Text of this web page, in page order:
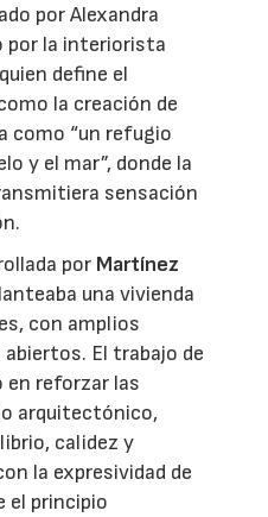
por Alexandra
por la interiorista
define el
la creación de
como “un refugio
y el mar”, donde la
sensación
por Martínez
una vivienda
con amplios
El trabajo de
reforzar las
arquitectónico,
calidez y
la expresividad de
el principio